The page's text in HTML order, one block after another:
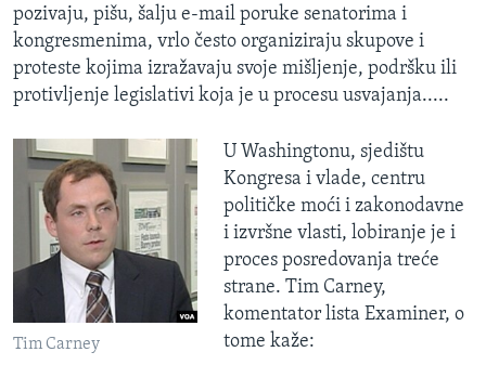
pozivaju, pišu, šalju e-mail poruke senatorima i
kongresmenima, vrlo često organiziraju skupove i
proteste kojima izražavaju svoje mišljenje, podršku ili
protivljenje legislativi koja je u procesu usvajanja.....
Tim Carney
U Washingtonu, sjedištu
Kongresa i vlade, centru
političke moći i zakonodavne
i izvršne vlasti, lobiranje je i
proces posredovanja treće
strane. Tim Carney,
komentator lista Examiner, o
tome kaže: